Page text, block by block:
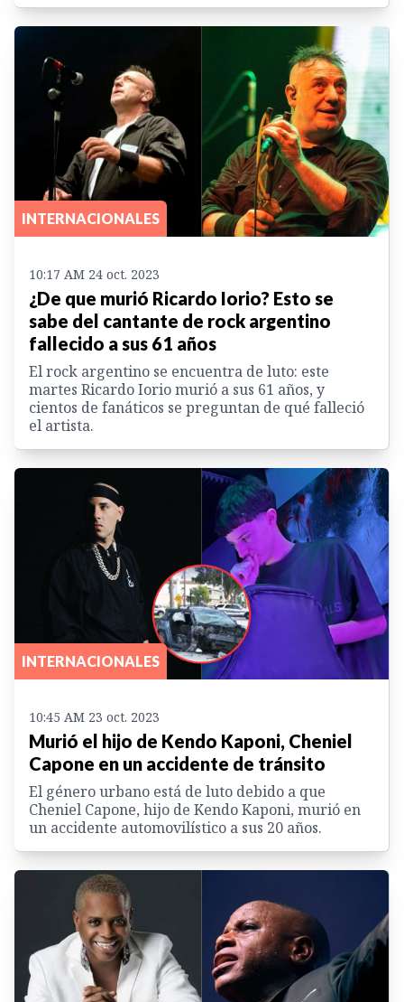
INTERNACIONALES
10:17 AM 24 oct. 2023
¿De que murió Ricardo Iorio? Esto se
sabe del cantante de rock argentino
fallecido a sus 61 años
El rock argentino se encuentra de luto: este
martes Ricardo Iorio murió a sus 61 años, y
cientos de fanáticos se preguntan de qué falleció
el artista.
INTERNACIONALES
10:45 AM 23 oct. 2023
Murió el hijo de Kendo Kaponi, Cheniel
Capone en un accidente de tránsito
El género urbano está de luto debido a que
Cheniel Capone, hijo de Kendo Kaponi, murió en
un accidente automovilístico a sus 20 años.